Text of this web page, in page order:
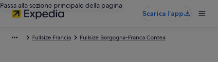
Passa alla sezione principale della pagina
Scarica l’app
Fullsize Francia Fullsize Borgogna-Franca Contea